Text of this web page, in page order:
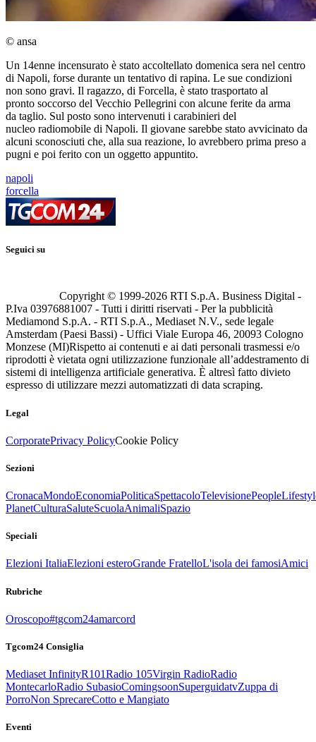
© ansa
Un 14enne incensurato è stato accoltellato domenica sera nel centro
di Napoli, forse durante un tentativo di rapina. Le sue condizioni
non sono gravi. Il ragazzo, di Forcella, è stato trasportato al
pronto soccorso del Vecchio Pellegrini con alcune ferite da arma
da taglio. Sul posto sono intervenuti i carabinieri del
nucleo radiomobile di Napoli. Il giovane sarebbe stato avvicinato da
alcuni sconosciuti che, alla sua reazione, lo avrebbero prima preso a
pugni e poi ferito con un oggetto appuntito.
napoli
forcella
Seguici su
Copyright © 1999-2026 RTI S.p.A. Business Digital -
P.Iva 03976881007 - Tutti i diritti riservati - Per la pubblicità
Mediamond S.p.A. - RTI S.p.A., Mediaset N.V., sede legale
Amsterdam (Paesi Bassi) - Uffici Viale Europa 46, 20093 Cologno
Monzese (MI)Rispetto ai contenuti e ai dati personali trasmessi e/o
riprodotti è vietata ogni utilizzazione funzionale all’addestramento di
sistemi di intelligenza artificiale generativa. È altresì fatto divieto
espresso di utilizzare mezzi automatizzati di data scraping.
Legal
CorporatePrivacy PolicyCookie Policy
Sezioni
CronacaMondoEconomiaPoliticaSpettacoloTelevisionePeople
PlanetCulturaSaluteScuolaAnimaliSpazio
Speciali
Elezioni ItaliaElezioni esteroGrande FratelloL'isola dei famosiAmici
Rubriche
Oroscopo#tgcom24amarcord
Tgcom24 Consiglia
Mediaset InfinityR101Radio 105Virgin RadioRadio
MontecarloRadio SubasioComingsoonSuperguidatvZuppa di
PorroNon SprecareCotto e Mangiato
Eventi